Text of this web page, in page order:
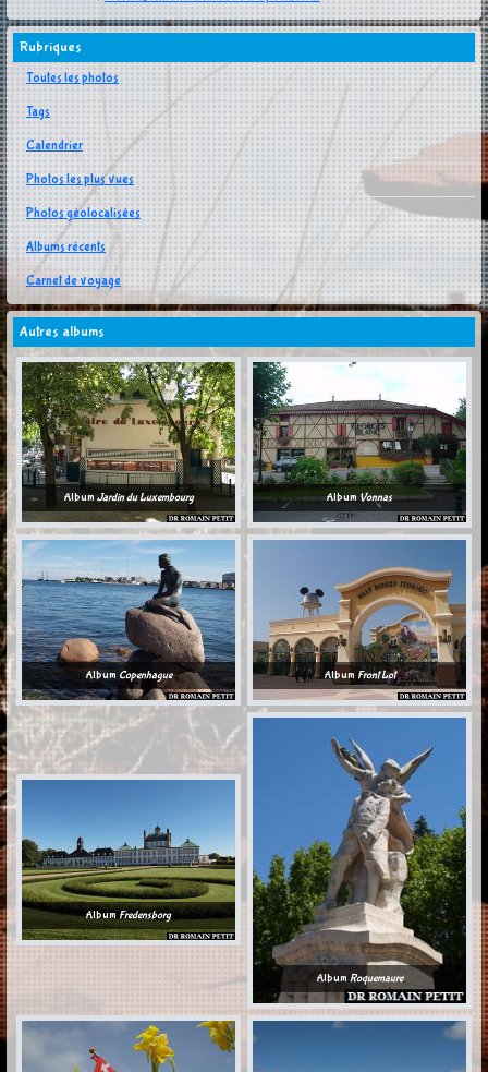
Rubriques
Toutes les photos
Tags
Calendrier
Photos les plus vues
Photos géolocalisées
Albums récents
Carnet de voyage
Autres albums
Album Jardin du Luxembourg AlbumVonnas
Album Copenhague Album Front Lot
AlbumFredensborg
Album Roquemaure